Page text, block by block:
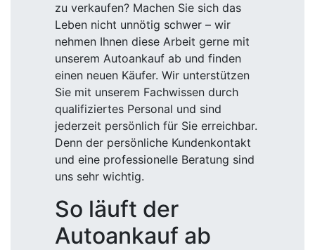
zu verkaufen? Machen Sie sich das
Leben nicht unnötig schwer – wir
nehmen Ihnen diese Arbeit gerne mit
unserem Autoankauf ab und finden
einen neuen Käufer. Wir unterstützen
Sie mit unserem Fachwissen durch
qualifiziertes Personal und sind
jederzeit persönlich für Sie erreichbar.
Denn der persönliche Kundenkontakt
und eine professionelle Beratung sind
uns sehr wichtig.
So läuft der
Autoankauf ab